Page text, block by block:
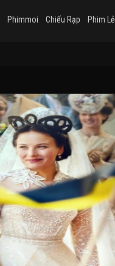
Phimmoi Chiếu Rạp Phim Lẻ